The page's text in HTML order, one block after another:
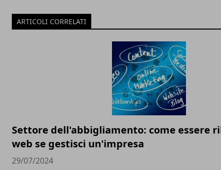
ARTICOLI CORRELATI
Settore dell'abbigliamento: come essere
web se gestisci un'impresa
29/07/2024